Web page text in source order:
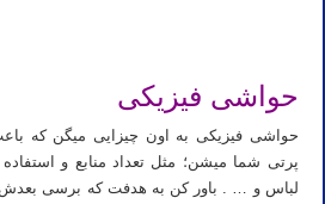
حواشی فیزیکی
حواشی فیزیکی به اون چیزایی میگن که
پرتی شما میشن؛ مثل تعداد منابع و
لباس و … . باور کن به هدفت که برسی بعدش